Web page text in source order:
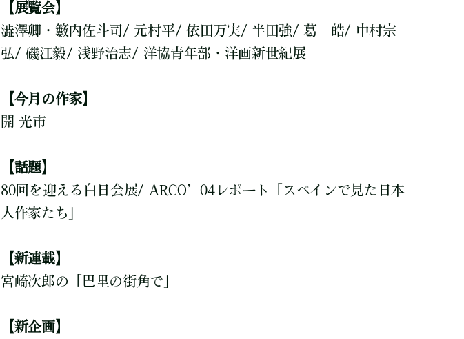
【展覧会】
澁澤卿・籔内佐斗司/ 元村平/ 依田万実/ 半田強/ 葛 皓/ 中村宗
弘/ 磯江毅/ 浅野治志/ 洋協青年部・洋画新世紀展
【今月の作家】
開 光市
【話題】
80回を迎える白日会展/ ARCO’04レポート「スペインで見た日本
人作家たち」
【新連載】
宮崎次郎の「巴里の街角で」
【新企画】